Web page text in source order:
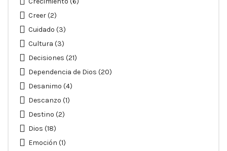
Creer(2)
Cuidado (3)
Cultura (3)
Decisiones (21)
Dependencia de Dios (20)
Desanimo (4)
Descanzo (1)
Destino (2)
Dios (18)
Emoción (1)